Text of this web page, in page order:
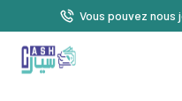
Vous pouvez nous